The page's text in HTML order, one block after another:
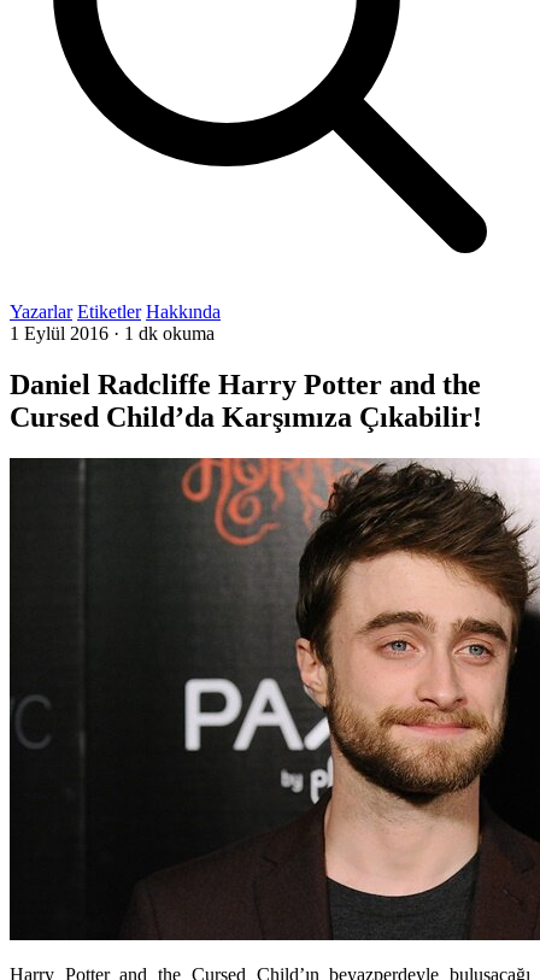
Yazarlar Etiketler Hakkında
1 Eylül 2016 · 1 dk okuma
Daniel Radcliffe Harry Potter and the
Cursed Child’da Karşımıza Çıkabilir!
Harry Potter and the Cursed Child’ın beyazperdeyle buluşacağı